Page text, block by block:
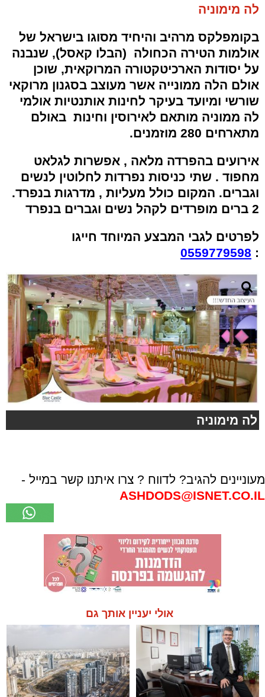
לה מימוניה
בקומפלקס מרהיב והיחיד מסוגו בישראל של
אולמות הטירה הכחולה (הבלו קאסל), שנבנה
על יסודות הארכיטקטורה המרוקאית, שוכן
אולם הלה ממונייה אשר מעוצב בסגנון מרוקאי
שורשי ומיועד בעיקר לחינות אותנטיות אולמי
לה ממוניה מותאם לאירוסין וחינות באולם
מתארחים 280 מוז
מנים.
אירועים בהפרדה מלאה , אפשרות לגלאט
מחפוד . שתי כניסות נפרדות לחלוטין לנשים
וגברים. המקום כולל מעליות , מדרגות בנפרד.
2 ברים מופרדים לקהל נשים וגברים בנפרד
לפרטים לגבי המבצע המיוחד חייגו
:
0559779598
לה מימוניה
מעוניינים להגיב? לדווח ? צרו איתנו קשר במייל -
ASHDODS@ISNET.CO.IL
אולי יעניין אותך גם